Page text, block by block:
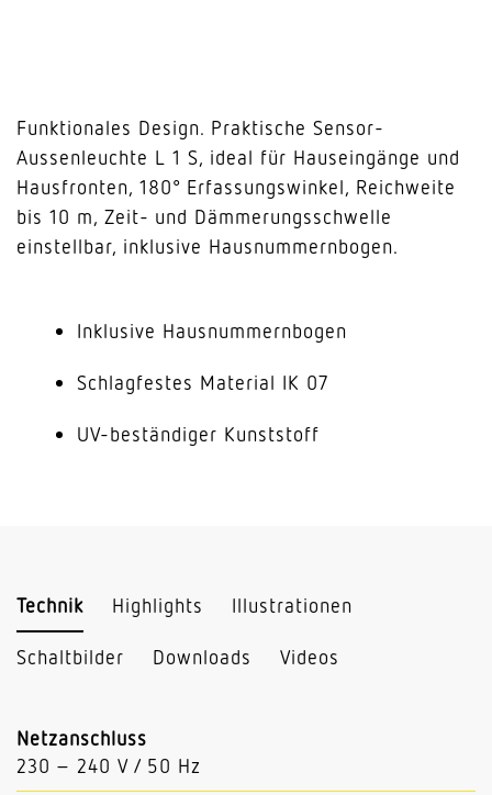
Funktionales Design. Praktische Sensor-
Aussenleuchte L 1 S, ideal für Hauseingänge und
Hausfronten, 180° Erfassungswinkel, Reichweite
bis 10 m, Zeit- und Dämmerungsschwelle
einstellbar, inklusive Hausnummernbogen.
Inklusive Hausnummernbogen
Schlagfestes Material IK 07
UV-beständiger Kunststoff
Technik Highlights Illustrationen
Schaltbilder Downloads Videos
Netzanschluss
230 – 240 V / 50 Hz